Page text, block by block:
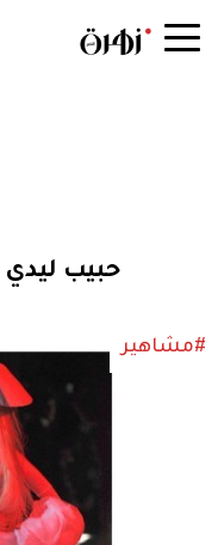
حبيب ليدي
#مشاهير